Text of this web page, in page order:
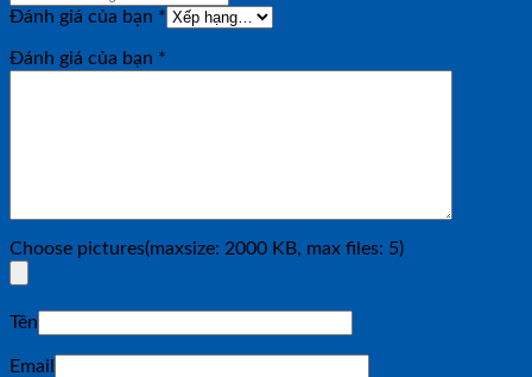
Đánh giá của bạn *
Đánh giá của bạn *
Choose pictures(maxsize: 2000 KB, max files: 5)
Tên
Email